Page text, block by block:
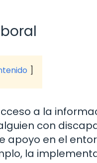
a la
con
apoyo en el
la